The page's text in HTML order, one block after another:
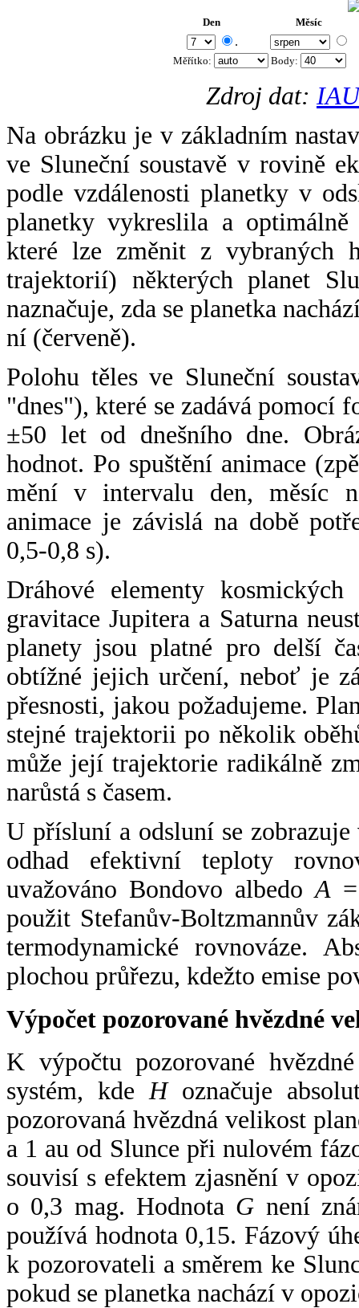
Den Měsíc
.
Měřítko: Body:
Zdroj dat:
Na obrázku je v základním
ve Sluneční soustavě v rovině
podle vzdálenosti planetky v
planetky vykreslila a
které lze změnit z vybraných
trajektorií) některých planet
naznačuje, zda se planetka
ní (červeně).
Polohu těles ve Sluneční
"dnes"), které se zadává pomocí
±50 let od dnešního dne.
hodnot. Po spuštění animace
mění v intervalu den, měsíc
animace je závislá na době
0,5-0,8 s).
Dráhové elementy
gravitace Jupitera a Saturna
planety jsou platné pro delší
obtížné jejich určení, neboť je
přesnosti, jakou požadujeme.
stejné trajektorii po několik
může její trajektorie radikálně
narůstá s časem.
U přísluní a odsluní se
odhad efektivní teploty
uvažováno Bondovo albedoA
použit Stefanův-Boltzmannův
termodynamické rovnováze.
plochou průřezu, kdežto emise
Výpočet pozorované hvězdné
K výpočtu pozorované
systém, kde Hoznačuje
pozorovaná hvězdná velikost
a 1 au od Slunce při nulovém
souvisí s efektem zjasnění v
o 0,3 mag. Hodnota G není
používá hodnota 0,15. Fázový
k pozorovateli a směrem ke
pokud se planetka nachází v